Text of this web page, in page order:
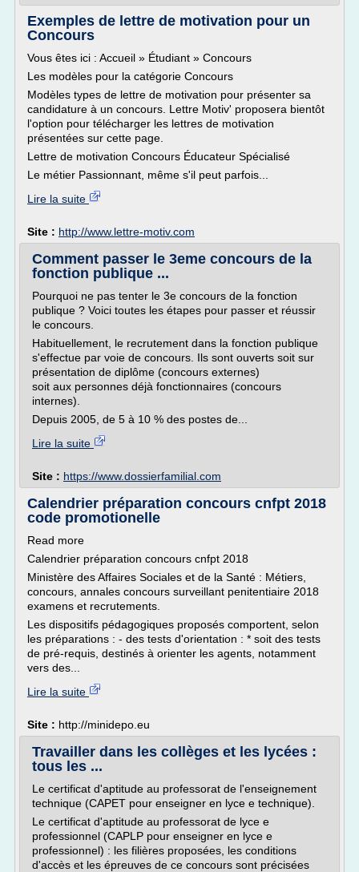
Exemples de lettre de motivation pour un
Concours
Vous êtes ici : Accueil » Étudiant » Concours
Les modèles pour la catégorie Concours
Modèles types de lettre de motivation pour présenter sa
candidature à un concours. Lettre Motiv' proposera bientôt
l'option pour télécharger les lettres de motivation
présentées sur cette page.
Lettre de motivation Concours Éducateur Spécialisé
Le métier Passionnant, même s'il peut parfois...
Lire la suite
Site : http://www.lettre-motiv.com
Comment passer le 3eme concours de la
fonction publique ...
Pourquoi ne pas tenter le 3e concours de la fonction
publique ? Voici toutes les étapes pour passer et réussir
le concours.
Habituellement, le recrutement dans la fonction publique
s'effectue par voie de concours. Ils sont ouverts soit sur
pré­sentation de diplôme (concours externes)
soit aux personnes déjà fonctionnaires (concours
internes).
Depuis 2005, de 5 à 10 % des postes de...
Lire la suite
Site : https://www.dossierfamilial.com
Calendrier préparation concours cnfpt 2018
code promotionelle
Read more
Calendrier préparation concours cnfpt 2018
Ministère des Affaires Sociales et de la Santé : Métiers,
concours, annales concours surveillant penitentiaire 2018
examens et recrutements.
Les dispositifs pédagogiques proposés comportent, selon
les préparations : - des tests d'orientation : * soit des tests
de pré-requis, destinés à orienter les agents, notamment
vers des...
Lire la suite
Site : http://minidepo.eu
Travailler dans les collèges et les lycées :
tous les ...
Le certificat d'aptitude au professorat de l'enseignement
technique (CAPET pour enseigner en lyce e technique).
Le certificat d'aptitude au professorat de lyce e
professionnel (CAPLP pour enseigner en lyce e
professionnel) : les filières proposées, les conditions
d'accès et les épreuves de ce concours sont précisées